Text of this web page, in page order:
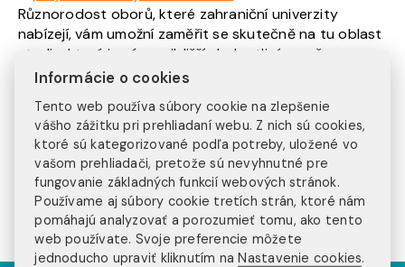
Různorodost oborů, které zahraniční univerzity
nabízejí, vám umožní zaměřit se skutečně na tu oblast
studia, která je vám nejbližší. Jednotlivé země se
mnohdy odlišují specifickým pojetím výuky, která je
klade důraz na profilaci studenta, jeho uplatnění v
praxi a odmítá přehnané biflování teorie.
A pokud budete mít další dotazy, můžete našim
koordinátorkám kdykoliv napsat na
studium@stage.injoy.sk
Informácie o cookies
Tento web používa súbory cookie na zlepšenie
vášho zážitku pri prehliadaní webu. Z nich sú cookies,
ktoré sú kategorizované podľa potreby, uložené vo
vašom prehliadači, pretože sú nevyhnutné pre
fungovanie základných funkcií webových stránok.
Používame aj súbory cookie tretích strán, ktoré nám
pomáhajú analyzovať a porozumieť tomu, ako tento
web používate. Svoje preferencie môžete
jednoducho upraviť kliknutím naNastavenie cookies.